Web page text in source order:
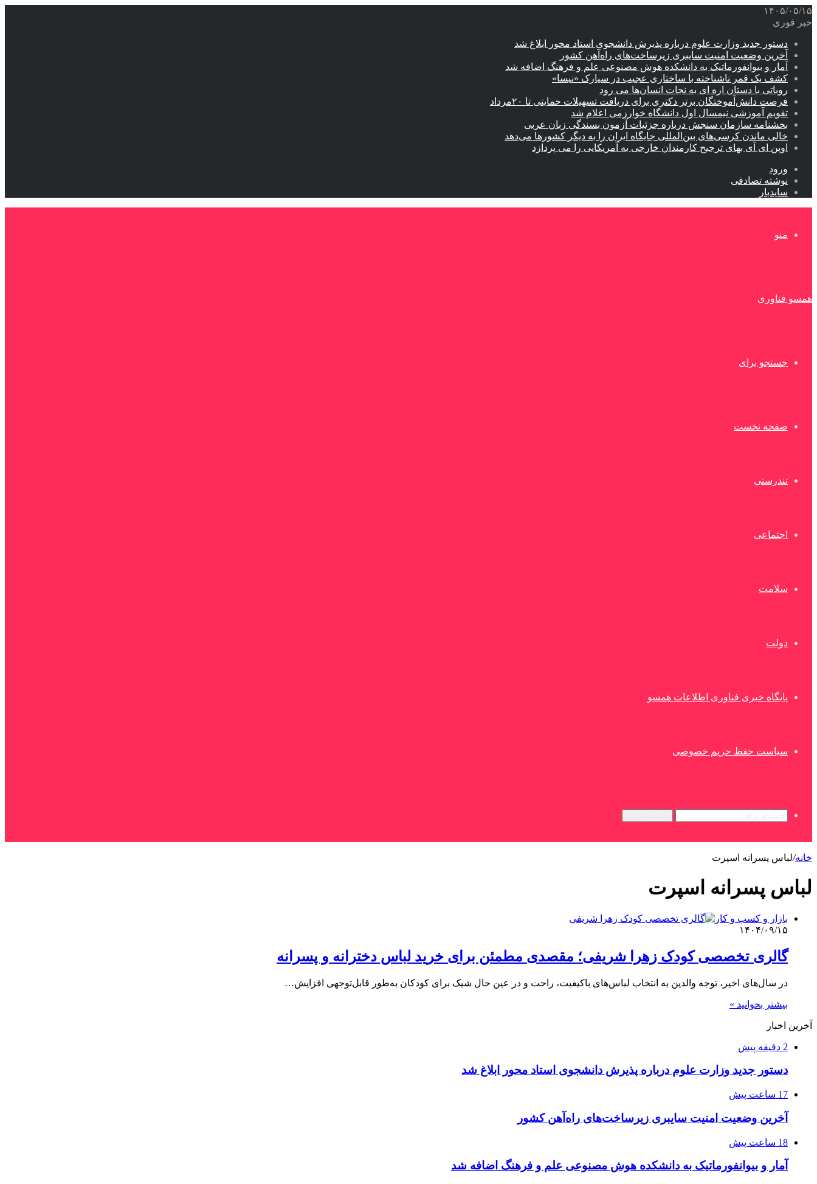
۱۴۰۵/۰۵/۱۵
خبر فوری
دستور جدید وزارت علوم درباره پذیرش دانشجوی استاد محور ابلاغ شد
آخرین وضعیت امنیت سایبری زیرساخت‌های راه‌آهن کشور
آمار و بیوانفورماتیک به دانشکده هوش مصنوعی علم و فرهنگ اضافه شد
کشف یک قمر ناشناخته با ساختاری عجیب در سیارک «نیسا»
روباتی با دستان اره ای به نجات انسان‌ها می رود
فرصت دانش‌آموختگان برتر دکتری‌ برای دریافت تسهیلات حمایتی تا ۲۰مرداد
تقویم آموزشی نیمسال اول دانشگاه خوارزمی اعلام شد
بخشنامه سازمان سنجش درباره جزئیات آزمون بسندگی زبان عربی
خالی ماندن کرسی‌های بین‌المللی جایگاه ایران را به دیگر کشورها می‌دهد
اوپن ای آی بهای ترجیح کارمندان خارجی به آمریکایی را می پردازد
ورود
نوشته تصادفی
سایدبار
منو
همسو فناوری
جستجو برای
صفحه نخست
تندرستی
اجتماعی
سلامت
دولت
پایگاه خبری فناوری اطلاعات همسو
سیاست حفظ حریم خصوصی
خانه/لباس پسرانه اسپرت
لباس پسرانه اسپرت
بازار و کسب و کار
۱۴۰۴/۰۹/۱۵
گالری تخصصی کودک زهرا شریفی؛ مقصدی مطمئن برای خرید لباس دخترانه و پسرانه
در سال‌های اخیر، توجه والدین به انتخاب لباس‌های باکیفیت، راحت و در عین حال شیک برای کودکان به‌طور قابل‌توجهی افزایش…
بیشتر بخوانید »
آخرین اخبار
2 دقیقه پیش
دستور جدید وزارت علوم درباره پذیرش دانشجوی استاد محور ابلاغ شد
17 ساعت پیش
آخرین وضعیت امنیت سایبری زیرساخت‌های راه‌آهن کشور
18 ساعت پیش
آمار و بیوانفورماتیک به دانشکده هوش مصنوعی علم و فرهنگ اضافه شد